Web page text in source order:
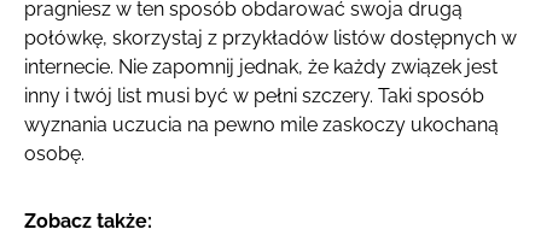
pragniesz w ten sposób obdarować swoja drugą
połówkę, skorzystaj z przykładów listów dostępnych w
internecie. Nie zapomnij jednak, że każdy związek jest
inny i twój list musi być w pełni szczery. Taki sposób
wyznania uczucia na pewno mile zaskoczy ukochaną
osobę.
Zobacz także: